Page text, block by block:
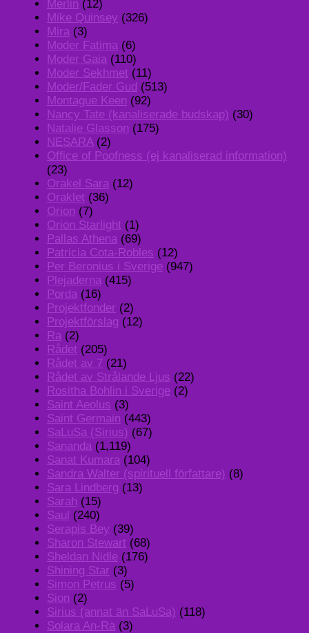
Merlin (12)
Mike Quinsey (326)
Mira (3)
Moder Fatima (6)
Moder Gaia (110)
Moder Sekhmet (11)
Moder/Fader Gud (513)
Montague Keen (92)
Nancy Tate (kanaliserade budskap) (30)
Natalie Glasson (175)
NESARA(2)
Office of Poofness (ej kanaliserad information)
(23)
Orakel Sara (12)
Oraklet (36)
Orion (7)
Orion Starlight (1)
Pallas Athena (69)
Patricia Cota-Robles (12)
Per Beronius i Sverige (947)
Plejaderna (415)
Porda (16)
Projektfonder (2)
Projektförslag (12)
Ra (2)
Rådet (205)
Rådet av 7 (21)
Rådet av Strålande Ljus (22)
Rositha Bohlin i Sverige (2)
Saint Aeolus (3)
Saint Germain (443)
SaLuSa (Sirius) (67)
Sananda (1,119)
Sanat Kumara (104)
Sandra Walter (spirituell författare) (8)
Sara Lindberg (13)
Sarah (15)
Saul (240)
Serapis Bey (39)
Sharon Stewart (68)
Sheldan Nidle (176)
Shining Star (3)
Simon Petrus (5)
Sion (2)
Sirius (annat än SaLuSa) (118)
Solara An-Ra (3)